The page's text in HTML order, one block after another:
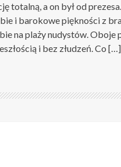
totalną, a on był od
i barokowe piękności z
na plaży nudystów.
i bez złudzeń. Co […]